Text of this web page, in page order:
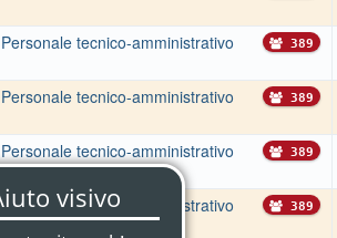
Personale tecnico-amministrativo 389
Personale tecnico-amministrativo 389
Personale tecnico-amministrativo 389
Personale tecnico-amministrativo 389